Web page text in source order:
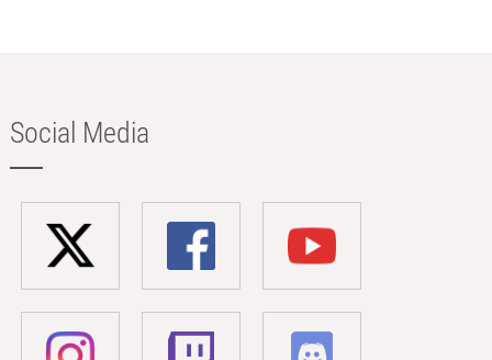
Social Media